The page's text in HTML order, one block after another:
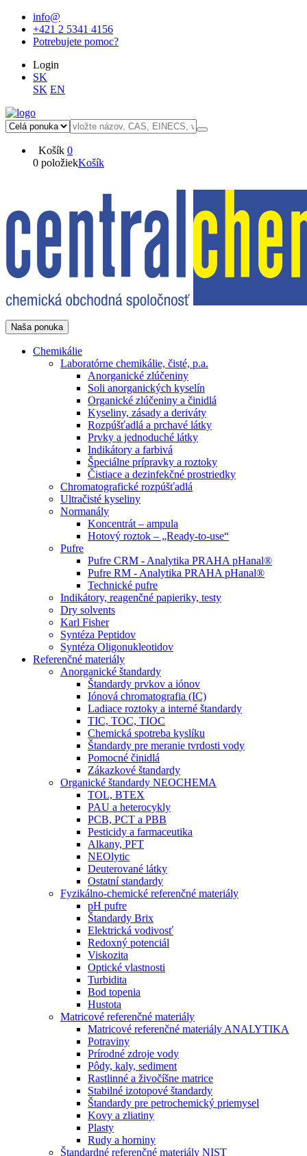
info@
+421 2 5341 4156
Potrebujete pomoc?
Login
SK
SK EN
Košík 0
0 položiekKošík
Naša ponuka
Chemikálie
Laboratórne chemikálie, čisté, p.a.
Anorganické zlúčeniny
Soli anorganických kyselín
Organické zlúčeniny a činidlá
Kyseliny, zásady a deriváty
Rozpúšťadlá a prchavé látky
Prvky a jednoduché látky
Indikátory a farbivá
Špeciálne prípravky a roztoky
Čistiace a dezinfekčné prostriedky
Chromatografické rozpúšťadlá
Ultračisté kyseliny
Normanály
Koncentrát – ampula
Hotový roztok – „Ready-to-use“
Pufre
Pufre CRM - Analytika PRAHA pHanal®
Pufre RM - Analytika PRAHA pHanal®
Technické pufre
Indikátory, reagenčné papieriky, testy
Dry solvents
Karl Fisher
Syntéza Peptidov
Syntéza Oligonukleotidov
Referenčné materiály
Anorganické štandardy
Štandardy prvkov a iónov
Iónová chromatografia (IC)
Ladiace roztoky a interné štandardy
TIC, TOC, TIOC
Chemická spotreba kyslíku
Štandardy pre meranie tvrdosti vody
Pomocné činidlá
Zákazkové štandardy
Organické štandardy NEOCHEMA
TOL, BTEX
PAU a heterocykly
PCB, PCT a PBB
Pesticidy a farmaceutika
Alkany, PFT
NEOlytic
Deuterované látky
Ostatní standardy
Fyzikálno-chemické referenčné materiály
pH pufre
Štandardy Brix
Elektrická vodivosť
Redoxný potenciál
Viskozita
Optické vlastnosti
Turbidita
Bod topenia
Hustota
Matricové referenčné materiály
Matricové referenčné materiály ANALYTIKA
Potraviny
Prírodné zdroje vody
Pôdy, kaly, sediment
Rastlinné a živočíšne matrice
Stabilné izotopové štandardy
Štandardy pre petrochemický priemysel
Kovy a zliatiny
Plasty
Rudy a horniny
Štandardné referenčné materiály NIST